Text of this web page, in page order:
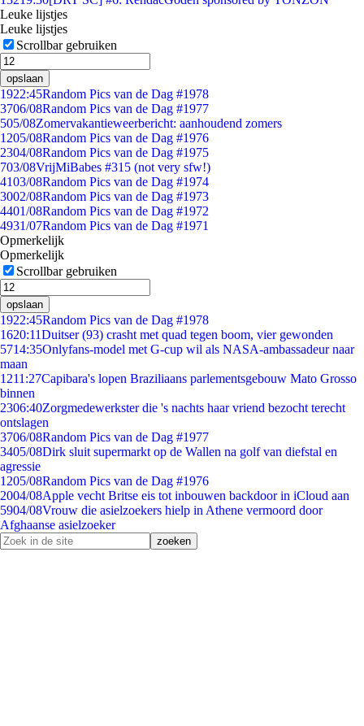
Leuke lijstjes
Leuke lijstjes
Scrollbar gebruiken
opslaan
1922:45Random Pics van de Dag #1978
3706/08Random Pics van de Dag #1977
505/08Zomervakantieweerbericht: aanhoudend zomers
1205/08Random Pics van de Dag #1976
2304/08Random Pics van de Dag #1975
703/08VrijMiBabes #315 (not very sfw!)
4103/08Random Pics van de Dag #1974
3002/08Random Pics van de Dag #1973
4401/08Random Pics van de Dag #1972
4931/07Random Pics van de Dag #1971
Opmerkelijk
Opmerkelijk
Scrollbar gebruiken
opslaan
1922:45Random Pics van de Dag #1978
1620:11Duitser (93) crasht met quad tegen boom, vier gewonden
5714:35Onlyfans-model met G-cup wil als NASA-ambassadeur naar
maan
1211:27Capibara's lopen Braziliaans parlementsgebouw Mato Grosso
binnen
2306:40Zorgmedewerkster die 's nachts haar vriend bezocht terecht
ontslagen
3706/08Random Pics van de Dag #1977
3405/08Dirk sluit supermarkt op de Wallen na golf van diefstal en
agressie
1205/08Random Pics van de Dag #1976
2004/08Apple vecht Britse eis tot inbouwen backdoor in iCloud aan
5904/08Vrouw die asielzoekers hielp in Athene vermoord door
Afghaanse asielzoeker